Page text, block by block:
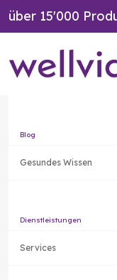
über 15'000
Blog
Gesundes Wissen
Dienstleistungen
Services